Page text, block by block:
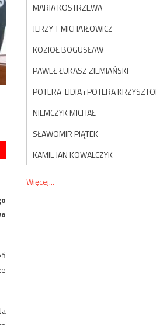
MARIA KOSTRZEWA
JERZY T MICHAJŁOWICZ
KOZIOŁ BOGUSŁAW
PAWEŁ ŁUKASZ ZIEMIAŃSKI
POTERA LIDIA i POTERA KRZYSZTOF
NIEMCZYK MICHAŁ
SŁAWOMIR PIĄTEK
KAMIL JAN KOWALCZYK
Więcej...